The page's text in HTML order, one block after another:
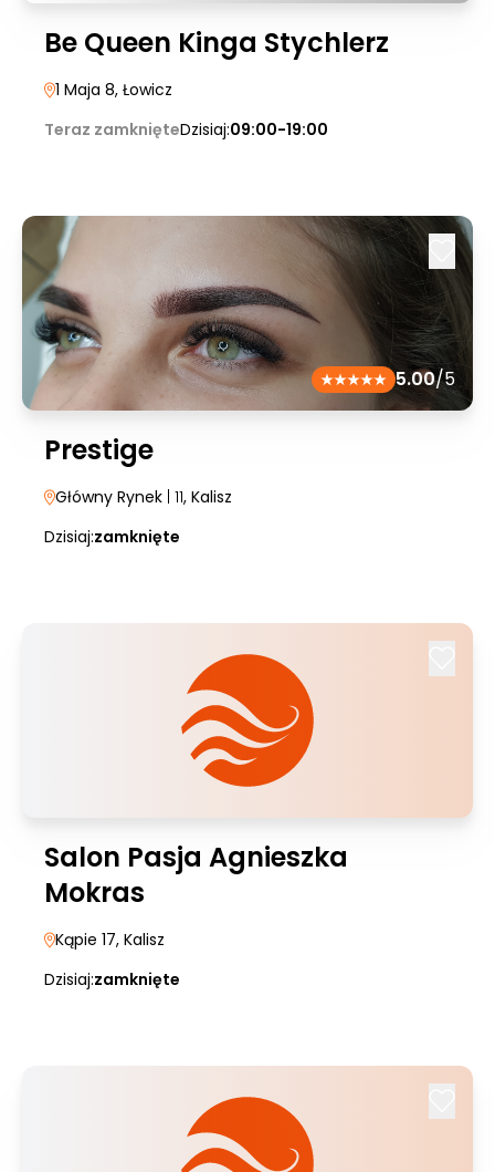
Be Queen Kinga Stychlerz
1 Maja 8, Łowicz
Teraz zamknięteDzisiaj:09:00-19:00
5.00/5
Prestige
Główny Rynek | 11, Kalisz
Dzisiaj:zamknięte
Salon Pasja Agnieszka
Mokras
Kąpie 17, Kalisz
Dzisiaj:zamknięte